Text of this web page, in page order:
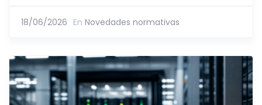
18/06/2026 En Novedades normativas